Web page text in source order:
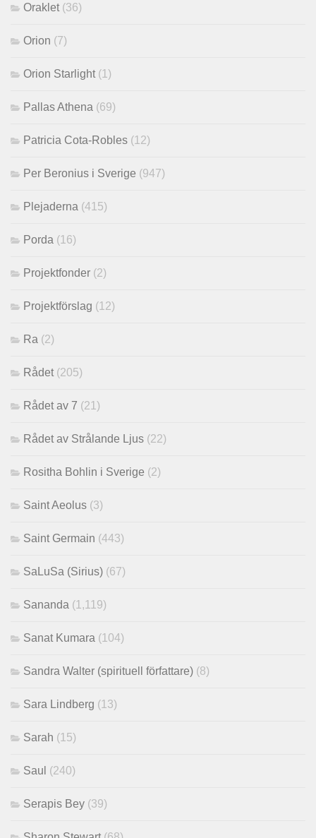
Oraklet (36)
Orion (7)
Orion Starlight (1)
Pallas Athena (69)
Patricia Cota-Robles (12)
Per Beronius i Sverige (947)
Plejaderna (415)
Porda (16)
Projektfonder (2)
Projektförslag (12)
Ra (2)
Rådet (205)
Rådet av 7 (21)
Rådet av Strålande Ljus (22)
Rositha Bohlin i Sverige (2)
Saint Aeolus (3)
Saint Germain (443)
SaLuSa (Sirius) (67)
Sananda (1,119)
Sanat Kumara (104)
Sandra Walter (spirituell författare) (8)
Sara Lindberg (13)
Sarah (15)
Saul (240)
Serapis Bey (39)